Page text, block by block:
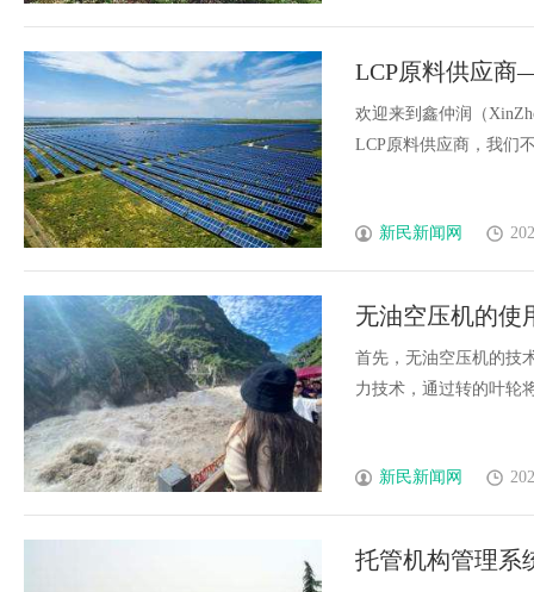
LCP原料供应商
欢迎来到鑫仲润（
LCP原料供应商，我们
新民新闻网
无油空压机的使
首先，无油空压机的技
力技术，通过转的叶轮
新民新闻网
托管机构管理系